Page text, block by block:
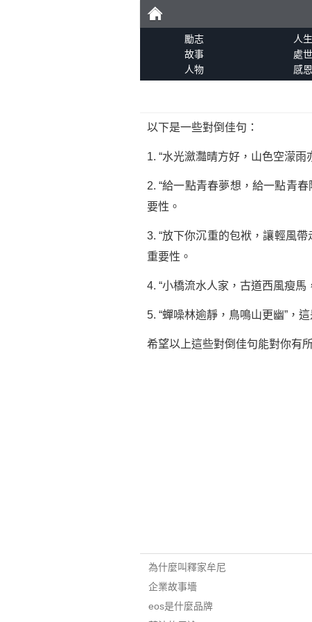
勵
勵志 人生
故事
處世
人物
感恩
以下是一些對倒佳句：
1. “水光瀲灩晴方好，山色空濛
2. “給一點青春夢想，給一點青
要性。
3. “放下你沉重的包袱，讓輕風
重要性。
4. “小橋流水人家，古道西風瘦
5. “蟬噪林逾靜，鳥鳴山更幽”，
希望以上這些對倒佳句能對你有
為什麼叫釋家牟尼
企業故事墻
eos是什麼品牌